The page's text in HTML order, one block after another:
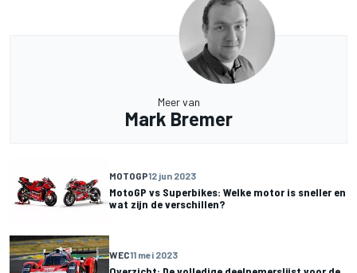
Meer van
Mark Bremer
MOTOGP12 jun 2023
MotoGP vs Superbikes: Welke motor is sneller en
wat zijn de verschillen?
WEC11 mei 2023